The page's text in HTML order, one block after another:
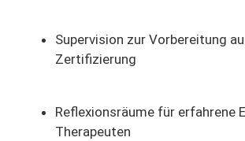
Supervision zur Vorbereitung
Zertifizierung
Reflexionsräume für erfahrene
Therapeuten